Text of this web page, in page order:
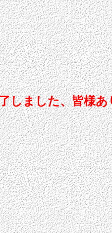
しました、皆様